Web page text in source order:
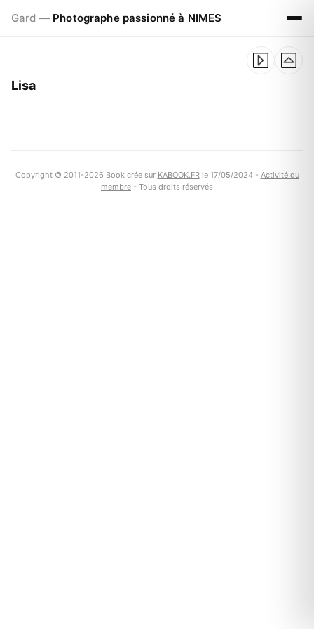
Gard — Photographe passionné à NIMES
Lisa
Copyright © 2011-2026 Book crée sur KABOOK.FRle 17/05/2024 - Activité du
membre - Tous droits réservés